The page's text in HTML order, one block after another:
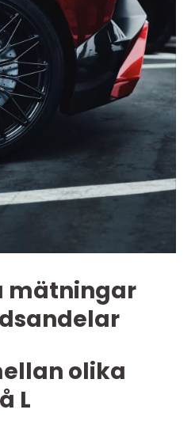
mätningar
olika
L